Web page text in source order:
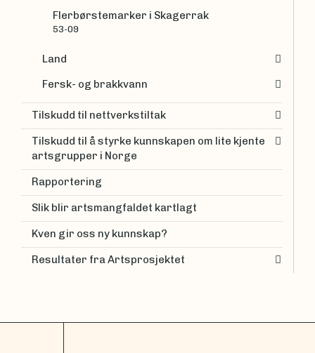
Flerbørstemarker i Skagerrak
53-09
Land
Fersk- og brakkvann
Tilskudd til nettverkstiltak
Tilskudd til å styrke kunnskapen om lite kjente
artsgrupper i Norge
Rapportering
Slik blir artsmangfaldet kartlagt
Kven gir oss ny kunnskap?
Resultater fra Artsprosjektet